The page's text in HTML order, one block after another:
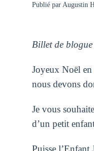
Publié par Augustin
Billet de
Joyeux Noël en
nous devons
Je vous
d’un petit
Puisse l’Enfant